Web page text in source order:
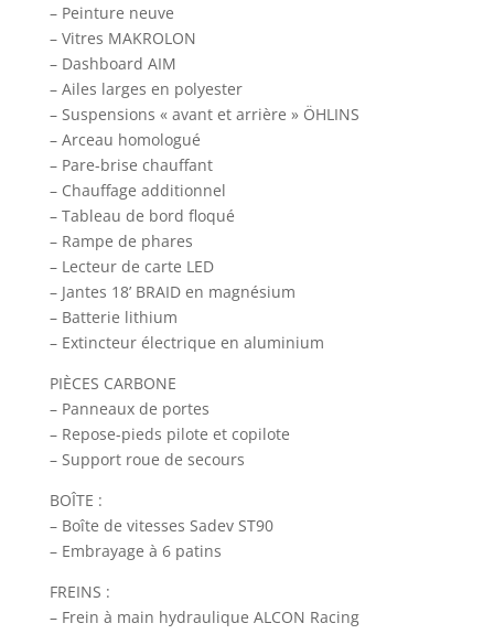
– Peinture neuve
– Vitres MAKROLON
– Dashboard AIM
– Ailes larges en polyester
– Suspensions « avant et arrière » ÖHLINS
– Arceau homologué
– Pare-brise chauffant
– Chauffage additionnel
– Tableau de bord floqué
– Rampe de phares
– Lecteur de carte LED
– Jantes 18’ BRAID en magnésium
– Batterie lithium
– Extincteur électrique en aluminium
PIÈCES CARBONE
– Panneaux de portes
– Repose-pieds pilote et copilote
– Support roue de secours
BOÎTE :
– Boîte de vitesses Sadev ST90
– Embrayage à 6 patins
FREINS :
– Frein à main hydraulique ALCON Racing